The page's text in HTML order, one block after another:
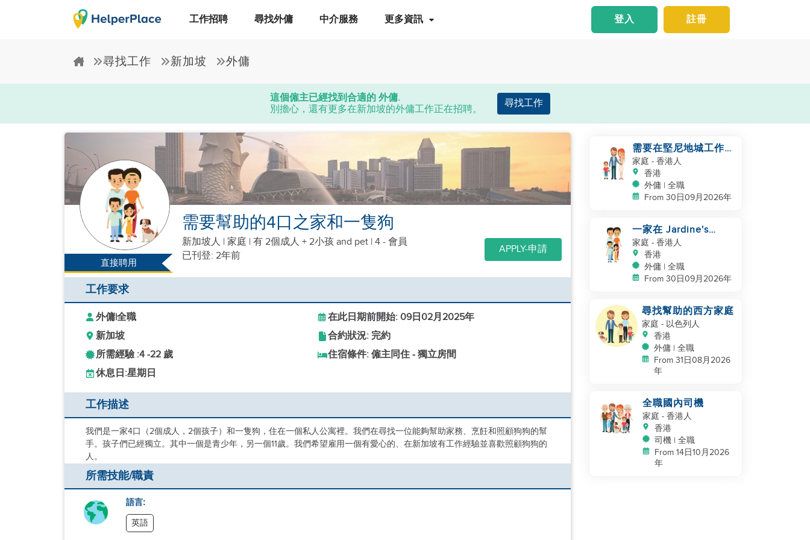
工作招聘 尋找外傭 中介服務 更多資訊 註冊
登入
尋找工作 新加坡 外傭
這個僱主已經找到合適的 外傭.
別擔心，還有更多在新加坡的外傭工作正在招聘。
尋找工作
直接聘用
需要幫助的4口之家和一隻狗
新加坡人 | 家庭 | 有 2個成人 + 2小孩 and pet | 4 - 會員
已刊登: 2年前
APPLY-申請
工作要求
外傭|全職
在此日期前開始: 09日02月2025年
新加坡
合約狀況: 完約
所需經驗 :4 -22 歲
住宿條件: 僱主同住 - 獨立房間
休息日:星期日
工作描述
我們是一家4口（2個成人，2個孩子）和一隻狗，住在一個私人公寓裡。我們在尋找一位能夠幫助家務、烹飪和照顧狗狗的幫
手。孩子們已經獨立。其中一個是青少年，另一個11歲。我們希望雇用一個有愛心的、在新加坡有工作經驗並喜歡照顧狗狗的
人。
所需技能/職責
語言:
英語
需要在堅尼地城工作的
夫婦照顧嬰兒/兒童
家庭 - 香港人
香港
外傭 | 全職
From 30日09月2026年
一家在 Jardine's
Lookout 需要兒童照顧
和清潔服務
家庭 - 香港人
香港
外傭 | 全職
From 30日09月2026年
尋找幫助的西方家庭
家庭 - 以色列人
香港
外傭 | 全職
From 31日08月2026
年
全職國內司機
家庭 - 香港人
香港
司機 | 全職
From 14日10月2026
年